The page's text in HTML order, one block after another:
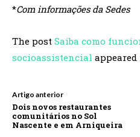
*Com informações da Sedes
The post Saiba como
socioassistencial
Artigo anterior
Dois novos restaurantes
comunitários no Sol
Nascente e em Arniqueira